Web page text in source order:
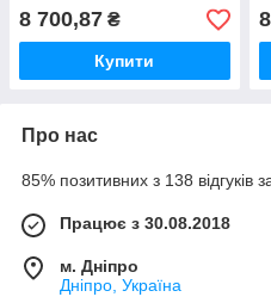
8 700,87 ₴
Купити
Про нас
85% позитивних з 138 відгуків
Працює з 30.08.2018
м. Дніпро
Дніпро, Україна